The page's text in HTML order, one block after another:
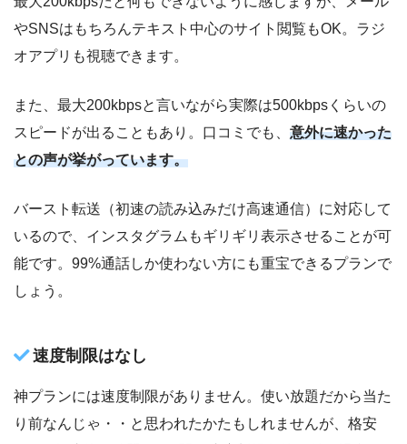
やSNSはもちろんテキスト中心のサイト閲覧もOK。ラジ
オアプリも視聴できます。
また、最大200kbpsと言いながら実際は500kbpsくらいの
スピードが出ることもあり。口コミでも、 意外に速かった
との声が挙がっています。
バースト転送（初速の読み込みだけ高速通信）に対応して
いるので、インスタグラムもギリギリ表示させることが可
能です。99%通話しか使わない方にも重宝できるプランで
しょう。
速度制限はなし
神プランには速度制限がありません。使い放題だから当た
り前なんじゃ・・と思われたかたもしれませんが、格安